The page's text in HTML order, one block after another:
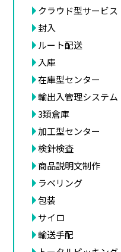
クラウド型サービス
封入
ルート配送
入庫
在庫型センター
輸出入管理システム
3類倉庫
加工型センター
検針検査
商品説明文制作
ラベリング
包装
サイロ
輸送手配